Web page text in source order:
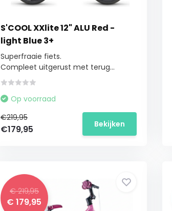
S'COOL XXlite 12" ALU Red -
light Blue 3+
Superfraaie fiets.
Compleet uitgerust met terug...
Op voorraad
€219,95
€179,95 Bekijken
€ 219,95
€ 179,95